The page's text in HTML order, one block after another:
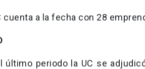
cuenta a la fecha con 28
último periodo la UC se